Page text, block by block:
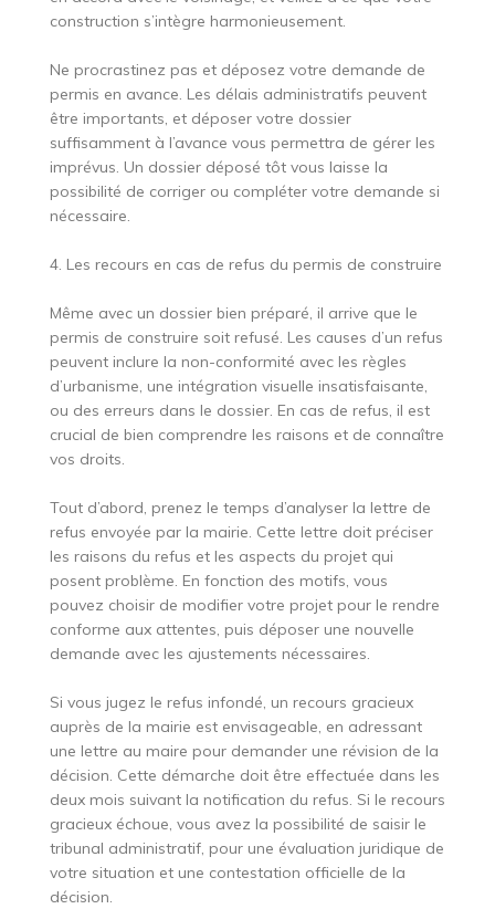
construction s’intègre harmonieusement.
Ne procrastinez pas et déposez votre demande de
permis en avance. Les délais administratifs peuvent
être importants, et déposer votre dossier
suffisamment à l’avance vous permettra de gérer les
imprévus. Un dossier déposé tôt vous laisse la
possibilité de corriger ou compléter votre demande si
nécessaire.
4. Les recours en cas de refus du permis de construire
Même avec un dossier bien préparé, il arrive que le
permis de construire soit refusé. Les causes d’un refus
peuvent inclure la non-conformité avec les règles
d’urbanisme, une intégration visuelle insatisfaisante,
ou des erreurs dans le dossier. En cas de refus, il est
crucial de bien comprendre les raisons et de connaître
vos droits.
Tout d’abord, prenez le temps d’analyser la lettre de
refus envoyée par la mairie. Cette lettre doit préciser
les raisons du refus et les aspects du projet qui
posent problème. En fonction des motifs, vous
pouvez choisir de modifier votre projet pour le rendre
conforme aux attentes, puis déposer une nouvelle
demande avec les ajustements nécessaires.
Si vous jugez le refus infondé, un recours gracieux
auprès de la mairie est envisageable, en adressant
une lettre au maire pour demander une révision de la
décision. Cette démarche doit être effectuée dans les
deux mois suivant la notification du refus. Si le recours
gracieux échoue, vous avez la possibilité de saisir le
tribunal administratif, pour une évaluation juridique de
votre situation et une contestation officielle de la
décision.